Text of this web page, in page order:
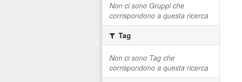
Non ci sono Gruppi che
corrispondono a questa ricerca
Tag
Non ci sono Tag che
corrispondono a questa ricerca